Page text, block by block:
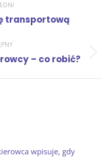
transportową
– co robić?
wpisuje, gdy